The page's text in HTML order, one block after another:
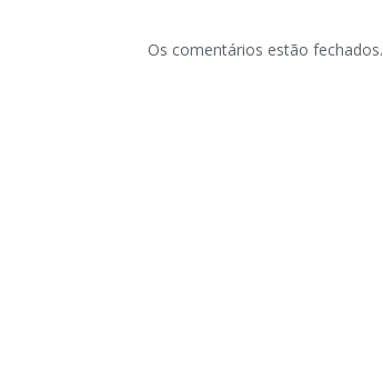
Os comentários estão fechados.